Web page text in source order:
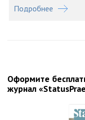
Подробнее
Оформите
журнал